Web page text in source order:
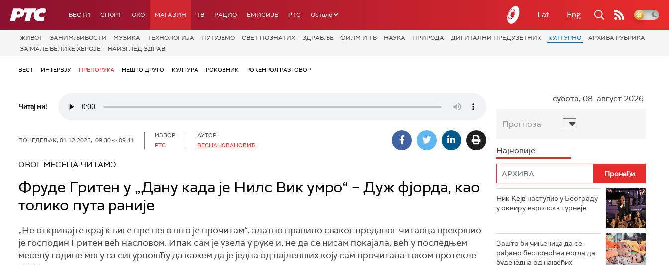
РТС ВЕСТИ СПОРТ OKO МАГАЗИН ТВ РАДИО ЕМИСИЈЕ РТС Остало Lat Eng
ЖИВОТ ЗАНИМЉИВОСТИ МУЗИКА ТЕХНОЛОГИЈA ПУТУЈЕМО СВЕТ ПОЗНАТИХ ЗДРАВЉЕ ФИЛМ И ТВ НАУКА ПРИРОДА ДИГИТАЛНИ ПРЕДУЗЕТНИК КУЛТУРНО
АРХИВА РУБРИКА
ЗА МАЛЕ ВЕЛИКЕ ХЕРОЈЕ
НАИЗГЛЕД ЗДРАВ
ВЕСТ ИНТЕРВЈУ ПРЕПОРУКА НЕШТО ДРУГО КУЛТУРА РОКОВНИК РОКЕНРОЛ РАЗГОВОР
Читај ми!
ПОНЕДЕЉАК, 01.12.2025, 09:30 -> 09:41
ИЗВОР:
РТС
АУТОР:
ВЕСНА ЈОВАНОВИЋ
ОВОГ МЕСЕЦА ЧИТАМО
Фруде Гритен у „Дану када је Нилс Вик умро“ – Дуж фјорда, као
толико пута раније
„Не откривајте крај књиге пре него што је прочитам“, златно правило сваког преданог читаоца прекршио
је господин Гритен већ насловом. Ипак сам је узела у руке и, не да се нисам покајала, већ у последњем
месецу године могу са сигурношћу да кажем да је једна од најлепших коју сам прочитала током протекле
субота, 08. август 2026.
Прогноза
Најновије
Ник Кејв наступио у Београду
у оквиру европске турнеје
Зашто би чињеница да се
рађамо беспомоћни могла да
буде једна од највећих